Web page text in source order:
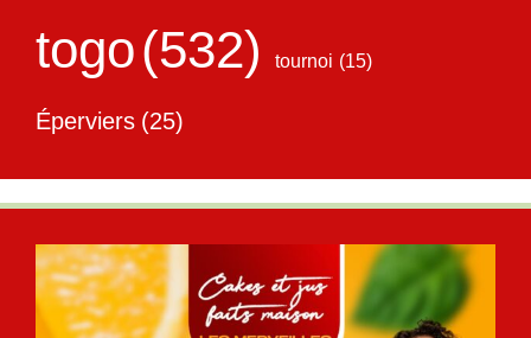
togo(532) tournoi (15)
Éperviers (25)